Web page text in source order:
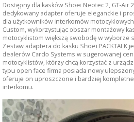
Dostępny dla kasków Shoei Neotec 2, GT-Air
dedykowany adapter oferuje eleganckie i
dla użytkowników interkomów motocyklowych
Custom, wykorzystując obszar montażowy
motocyklistom większą swobodę w wyborze
Zestaw adaptera do kasku Shoei PACKTALK
dealerów Cardo Systems w sugerowanej
motocyklistów, którzy chcą korzystać z
typu open face firma posiada nowy
oferuje on uproszczone i bardziej
interkomu.